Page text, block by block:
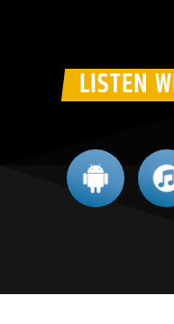
LISTEN